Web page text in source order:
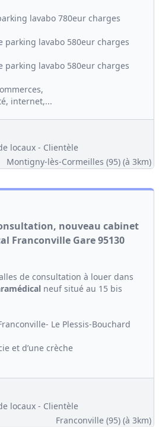
lavabo 780eur charges
parking lavabo 580eur charges
parking lavabo 580eur charges
internet,...
locaux - Clientèle
Montigny-lès-Cormeilles (95) (à 3km)
nouveau cabinet
Franconville Gare 95130
de consultation à louer dans
neuf situé au 15 bis
Le Plessis-Bouchard
et d’une crèche
locaux - Clientèle
Franconville (95) (à 3km)